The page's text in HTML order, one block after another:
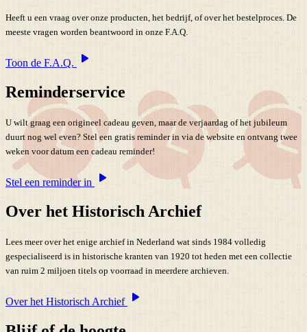
Heeft u een vraag over onze producten, het bedrijf, of over het bestelproces. De
meeste vragen worden beantwoord in onze F.A.Q.
Toon de F.A.Q.
Reminderservice
U wilt graag een origineel cadeau geven, maar de verjaardag of het jubileum
duurt nog wel even? Stel een gratis reminder in via de website en ontvang twee
weken voor datum een cadeau reminder!
Stel een reminder in
Over het Historisch Archief
Lees meer over het enige archief in Nederland wat sinds 1984 volledig
gespecialiseerd is in historische kranten van 1920 tot heden met een collectie
van ruim 2 miljoen titels op voorraad in meerdere archieven.
Over het Historisch Archief